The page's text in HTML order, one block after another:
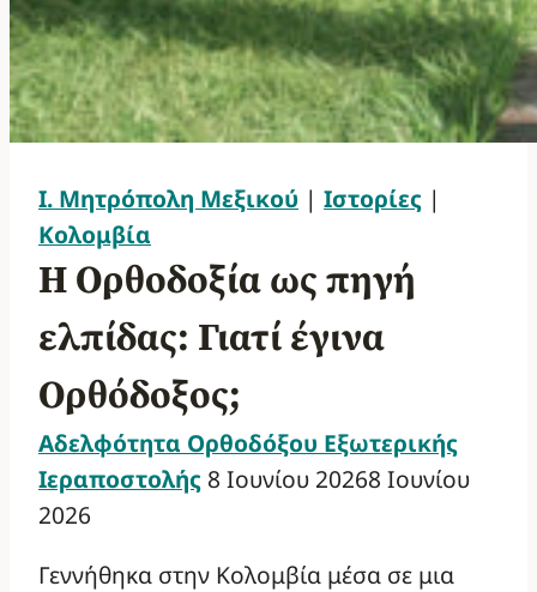
Ι. Μητρόπολη Μεξικού | Ιστορίες |
Κολομβία
Η Ορθοδοξία ως πηγή
ελπίδας: Γιατί έγινα
Ορθόδοξος;
Αδελφότητα Ορθοδόξου Εξωτερικής
Ιεραποστολής 8 Ιουνίου 20268 Ιουνίου
2026
Γεννήθηκα στην Κολομβία μέσα σε μια